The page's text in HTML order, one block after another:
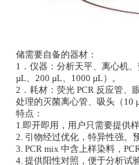
储需要自备的器材：
1．仪器：分析天平、离心机
µL、200 µL、1000 µL）。
2．耗材：荧光 PCR 反应管、
处理的灭菌离心管、吸头（10
特点：
1.即开即用，用户只需要提供
2. 引物经过优化，特异性强。
3. PCR mix 中含上样染料，
4. 提供阳性对照，便于分析试